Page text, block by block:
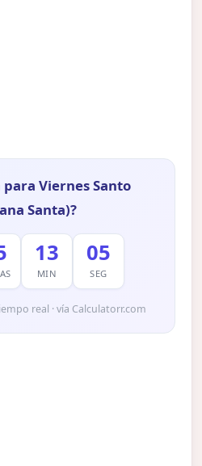
Viernes Santo
Santa)?
13
MIN
04
SEG
real · vía Calculatorr.com